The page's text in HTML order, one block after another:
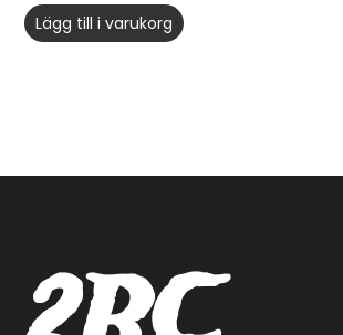
Lägg till i varukorg